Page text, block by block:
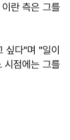
란 측은 그를
싶다"며 "일이
시점에는 그를